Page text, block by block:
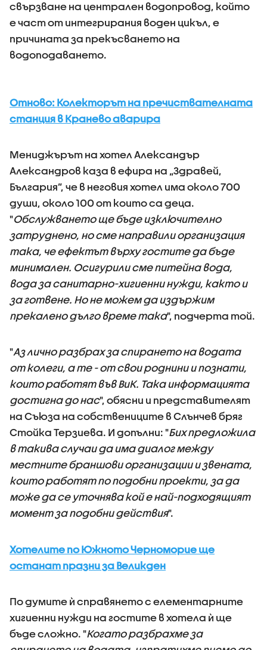
свързване на централен водопровод, който
е част от интегрирания воден цикъл, е
причината за прекъсването на
водоподаването.
Отново: Колекторът на пречиствателната
станция в Кранево аварира
Мениджърът на хотел Александър
Александров каза в ефира на „Здравей,
България”, че в неговия хотел има около 700
души, около 100 от които са деца.
"Обслужването ще бъде изключително
затруднено, но сме направили организация
така, че ефектът върху гостите да бъде
минимален. Осигурили сме питейна вода,
вода за санитарно-хигиенни нужди, както и
за готвене. Но не можем да издържим
прекалено дълго време така", подчерта той.
"Аз лично разбрах за спирането на водата
от колеги, а те - от свои роднини и познати,
които работят във ВиК. Така информацията
достигна до нас", обясни и представителят
на Съюза на собствениците в Слънчев бряг
Стойка Терзиева. И допълни: "Бих предложила
в такива случаи да има диалог между
местните браншови организации и звената,
които работят по подобни проекти, за да
може да се уточнява кой е най-подходящият
момент за подобни действия".
Хотелите по Южното Черноморие ще
останат празни за Великден
По думите ѝ справянето с елементарните
хигиенни нужди на гостите в хотела ѝ ще
бъде сложно. "Когато разбрахме за